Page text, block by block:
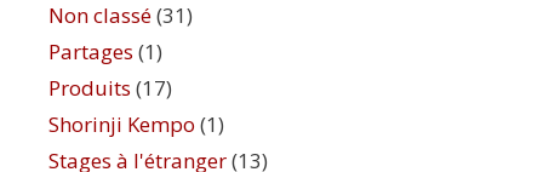
Non classé(31)
Partages (1)
Produits (17)
Shorinji Kempo (1)
Stages à l'étranger(13)